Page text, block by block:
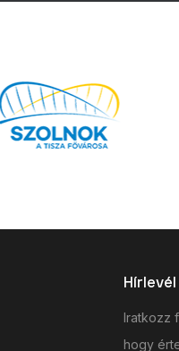
Hírlevél
Iratkozz
hogy